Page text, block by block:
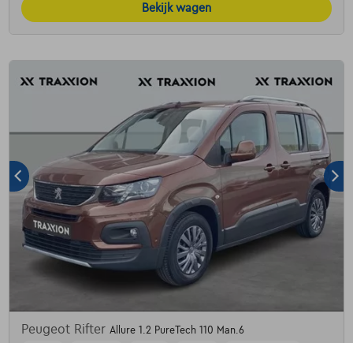
Bekijk wagen
Peugeot Rifter Allure 1.2 PureTech 110 Man.6